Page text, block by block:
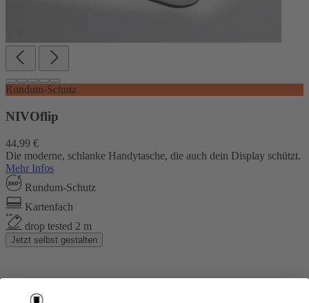
Rundum-Schutz
NIVOflip
44,99 €
Die moderne, schlanke Handytasche, die auch dein Display schützt.
Mehr Infos
Rundum-Schutz
Kartenfach
drop tested 2 m
Jetzt selbst gestalten